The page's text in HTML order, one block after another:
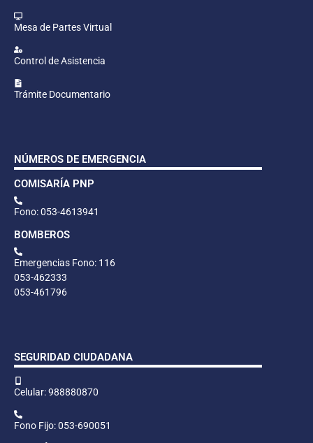
Mesa de Partes Virtual
Control de Asistencia
Trámite Documentario
NÚMEROS DE EMERGENCIA
COMISARÍA PNP
Fono: 053-4613941
BOMBEROS
Emergencias Fono: 116
053-462333
053-461796
SEGURIDAD CIUDADANA
Celular: 988880870
Fono Fijo: 053-690051